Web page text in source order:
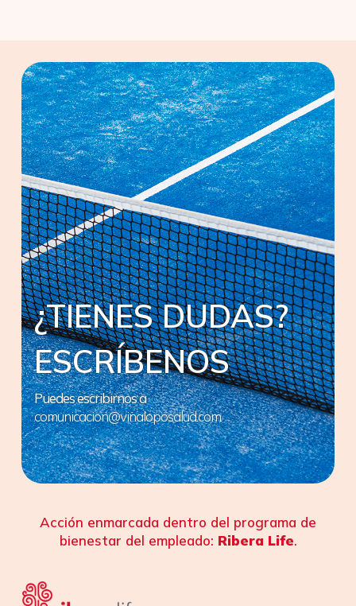
¿TIENES DUDAS?
ESCRÍBENOS
Puedes escribirnos a
comunicacion@vinaloposalud.com
Acción enmarcada dentro del programa de
bienestar del empleado: Ribera Life.